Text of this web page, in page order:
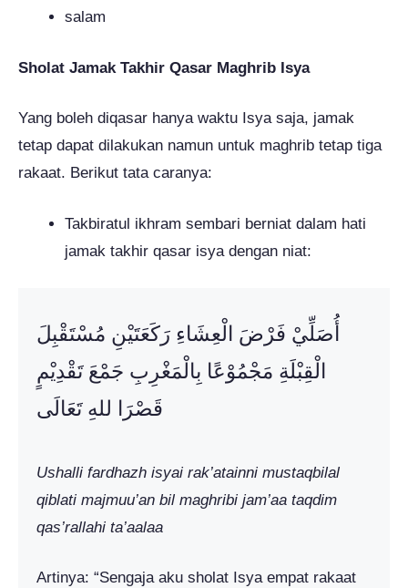
salam
Sholat Jamak Takhir Qasar Maghrib Isya
Yang boleh diqasar hanya waktu Isya saja, jamak
tetap dapat dilakukan namun untuk maghrib tetap tiga
rakaat. Berikut tata caranya:
Takbiratul ikhram sembari berniat dalam hati
jamak takhir qasar isya dengan niat:
أُصَلِّيْ فَرْضَ الْعِشَاءِ رَكَعَتَيْنِ مُسْتَقْبِلَ
الْقِبْلَةِ مَجْمُوْعًا بِالْمَغْرِبِ جَمْعَ تَقْدِيْمٍ
قَصْرَا للهِ تَعَالَى
Ushalli fardhazh isyai rak’atainni mustaqbilal
qiblati majmuu’an bil maghribi jam’aa taqdim
qas’rallahi ta’aalaa
Artinya: “Sengaja aku sholat Isya empat rakaat